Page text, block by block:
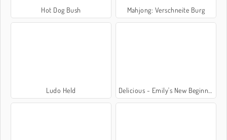
Hot Dog Bush Mahjong: Verschneite Burg
Ludo Held Delicious - Emily's New Beginning